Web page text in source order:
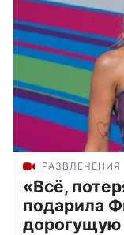
РАЗВЛЕЧЕНИЯ
«Всё,
подарила
дорогущую